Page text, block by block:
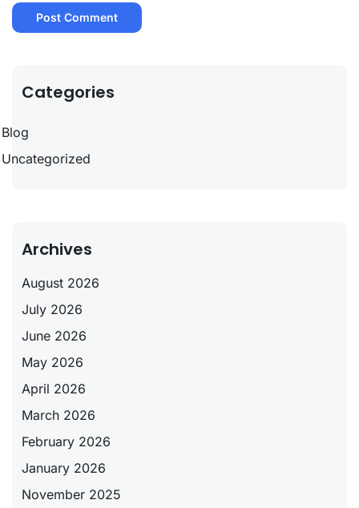
Categories
Blog
Uncategorized
Archives
August 2026
July 2026
June 2026
May 2026
April 2026
March 2026
February 2026
January 2026
November 2025